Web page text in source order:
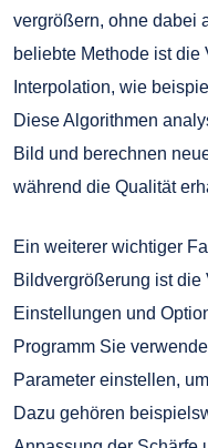
vergrößern, ohne dabei
beliebte Methode ist die
Interpolation, wie
Diese Algorithmen
Bild und berechnen
während die Qualität
Ein weiterer wichtiger
Bildvergrößerung ist die
Einstellungen und
Programm Sie
Parameter einstellen,
Dazu gehören